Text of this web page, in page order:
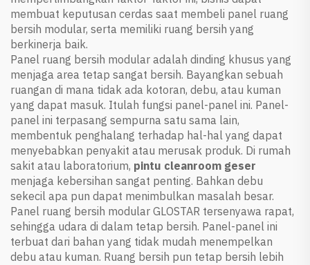
membuat keputusan cerdas saat membeli panel ruang
bersih modular, serta memiliki ruang bersih yang
berkinerja baik.
Panel ruang bersih modular adalah dinding khusus yang
menjaga area tetap sangat bersih. Bayangkan sebuah
ruangan di mana tidak ada kotoran, debu, atau kuman
yang dapat masuk. Itulah fungsi panel-panel ini. Panel-
panel ini terpasang sempurna satu sama lain,
membentuk penghalang terhadap hal-hal yang dapat
menyebabkan penyakit atau merusak produk. Di rumah
sakit atau laboratorium, pintu cleanroom geser
menjaga kebersihan sangat penting. Bahkan debu
sekecil apa pun dapat menimbulkan masalah besar.
Panel ruang bersih modular GLOSTAR tersenyawa rapat,
sehingga udara di dalam tetap bersih. Panel-panel ini
terbuat dari bahan yang tidak mudah menempelkan
debu atau kuman. Ruang bersih pun tetap bersih lebih